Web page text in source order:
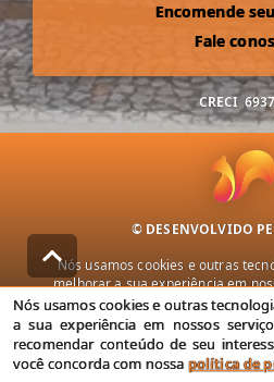
Encomende
Fale
CRECI
© DESENVOLVIDO
Nós usamos cookies e outras
melhorar a sua experiência em
publicidade e recomendar
nossos serviços, você concorda com
termos de
Política de Privacidade
Nós usamos cookies e outras
a sua experiência em nossos
recomendar conteúdo de seu
você concorda com nossa política de